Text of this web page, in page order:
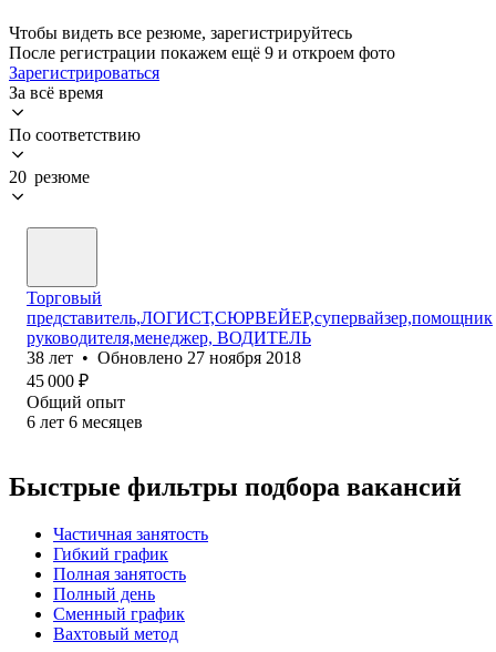
Чтобы видеть все резюме, зарегистрируйтесь
После регистрации покажем ещё 9 и откроем фото
Зарегистрироваться
За всё время
По соответствию
20 резюме
Торговый
представитель,ЛОГИСТ,СЮРВЕЙЕР,супервайзер,помощник
руководителя,менеджер, ВОДИТЕЛЬ
38 лет • Обновлено 27 ноября 2018
45 000 ₽
Общий опыт
6 лет 6 месяцев
Быстрые фильтры подбора вакансий
Частичная занятость
Гибкий график
Полная занятость
Полный день
Сменный график
Вахтовый метод